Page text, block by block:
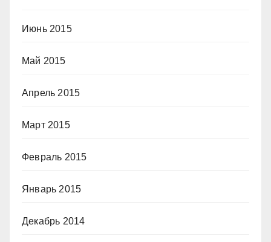
Июнь 2015
Май 2015
Апрель 2015
Март 2015
Февраль 2015
Январь 2015
Декабрь 2014